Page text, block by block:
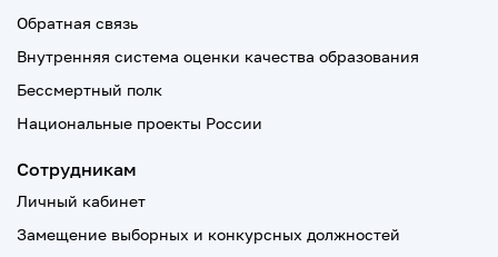
Обратная связь
Внутренняя система оценки качества образования
Бессмертный полк
Национальные проекты России
Сотрудникам
Личный кабинет
Замещение выборных и конкурсных должностей